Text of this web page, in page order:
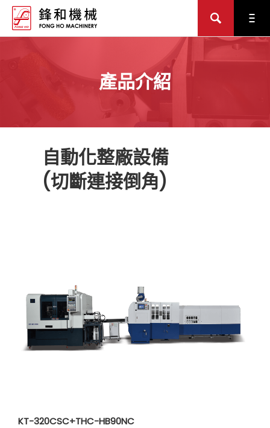
產品介紹
自動化整廠設備
(切斷連接倒角)
KT-320CSC+THC-HB90NC